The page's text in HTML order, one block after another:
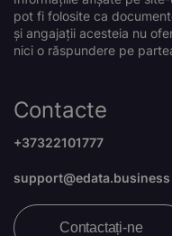
pot fi folosite ca
și angajații acesteia nu
nici o răspundere pe
Contacte
+37322101777
support@edata.business
Contactați-ne